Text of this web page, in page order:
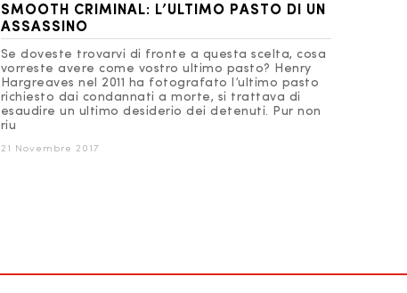
SMOOTH CRIMINAL: L’ULTIMO PASTO DI UN
ASSASSINO
Se doveste trovarvi di fronte a questa scelta, cosa
vorreste avere come vostro ultimo pasto? Henry
Hargreaves nel 2011 ha fotografato l’ultimo pasto
richiesto dai condannati a morte, si trattava di
esaudire un ultimo desiderio dei detenuti. Pur non
riu
21 Novembre 2017